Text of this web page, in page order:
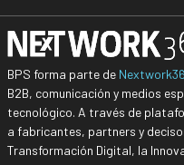
BPS forma parte de
B2B, comunicación y medios
tecnológico. A través de
a fabricantes, partners y
Transformación Digital, la